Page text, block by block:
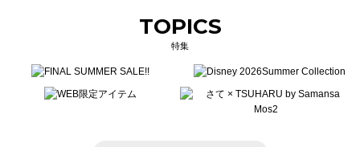
TOPICS
特集